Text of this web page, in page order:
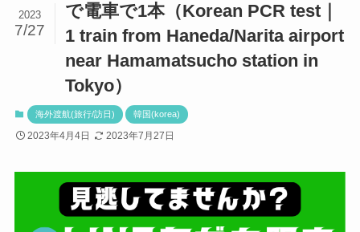
で電車で1本（Korean PCR test｜
1 train from Haneda/Narita airport
near Hamamatsucho station in
Tokyo）
2023
7/27
海外渡航(旅行/訪日) 韓国(korea)
2023年4月4日 2023年7月27日